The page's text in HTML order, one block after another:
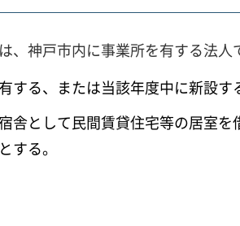
、神戸市内に事業所を有する法人
する、または当該年度中に新設す
舎として民間賃貸住宅等の居室
する。